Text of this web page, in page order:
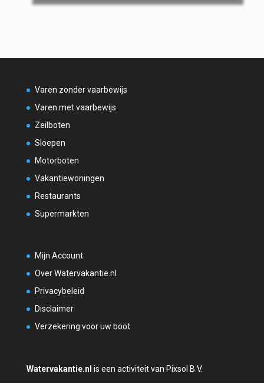
Varen zonder vaarbewijs
Varen met vaarbewijs
Zeilboten
Sloepen
Motorboten
Vakantiewoningen
Restaurants
Supermarkten
Mijn Account
Over Watervakantie.nl
Privacybeleid
Disclaimer
Verzekering voor uw boot
Watervakantie.nl is een activiteit van Pixsol B.V.